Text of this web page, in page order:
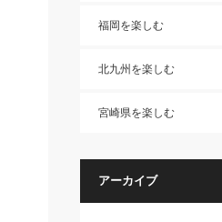
福岡を楽しむ
北九州を楽しむ
宮崎県を楽しむ
アーカイブ